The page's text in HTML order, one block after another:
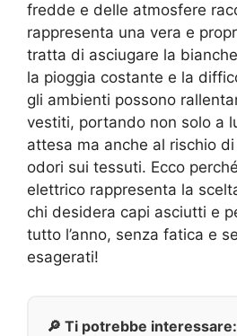
fredde e delle atmosfere
rappresenta una vera e
tratta di asciugare la
la pioggia costante e la
gli ambienti possono
vestiti, portando non solo a
attesa ma anche al rischio
odori sui tessuti. Ecco
elettrico rappresenta la
chi desidera capi asciutti e
tutto l’anno, senza fatica e
esagerati!
🔎 Ti potrebbe interessare: